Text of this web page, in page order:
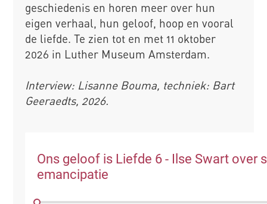
geschiedenis en horen meer over hun
eigen verhaal, hun geloof, hoop en vooral
de liefde. Te zien tot en met 11 oktober
2026 in Luther Museum Amsterdam.
Interview: Lisanne Bouma, techniek: Bart
Geeraedts, 2026.
Ons geloof is Liefde 6 - Ilse Swart over
emancipatie